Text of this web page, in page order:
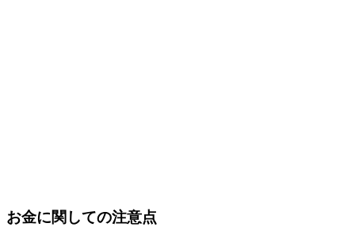
お金に関しての注意点